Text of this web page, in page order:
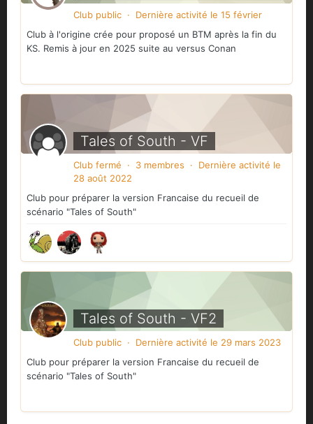
Club public · Dernière activité le 15 février
Club à l'origine crée pour proposé un BTM après la fin du
KS. Remis à jour en 2025 suite au versus Conan
Tales of South - VF
Club fermé · 3 membres · Dernière activité le
28 août 2022
Club pour préparer la version Francaise du recueil de
scénario "Tales of South"
Tales of South - VF2
Club public · Dernière activité le 29 mars 2023
Club pour préparer la version Francaise du recueil de
scénario "Tales of South"